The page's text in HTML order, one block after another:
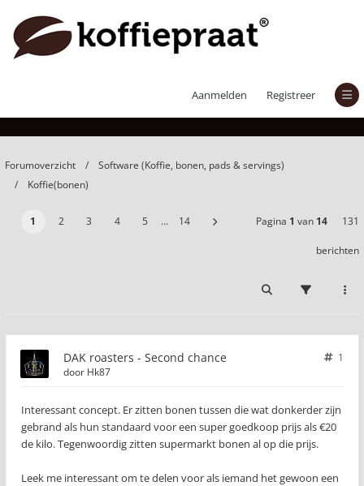
Aanmelden Registreer
DAK roasters - Second chance
Forumoverzicht
Software (Koffie, bonen, pads & servings)
Koffie(bonen)
1 2 3 4 5 … 14 Pagina 1 van 14 131
berichten
DAK roasters - Second chance
1
door Hk87
Interessant concept. Er zitten bonen tussen die wat donkerder zijn
gebrand als hun standaard voor een super goedkoop prijs als €20
de kilo. Tegenwoordig zitten supermarkt bonen al op die prijs.
Leek me interessant om te delen voor als iemand het gewoon een